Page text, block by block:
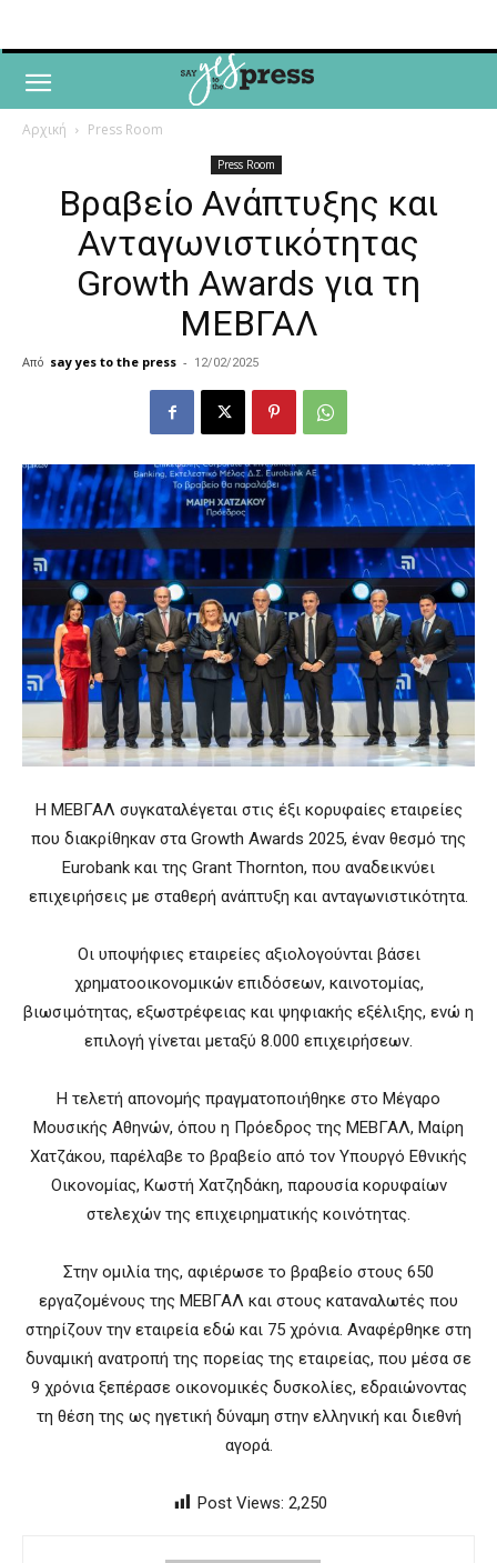
Αρχική Press Room
Press Room
Βραβείο Ανάπτυξης και
Ανταγωνιστικότητας
Growth Awards για τη
ΜΕΒΓΑΛ
Από say yes to the press - 12/02/2025
Η ΜΕΒΓΑΛ συγκαταλέγεται στις έξι κορυφαίες εταιρείες
που διακρίθηκαν στα Growth Awards 2025, έναν θεσμό της
Eurobank και της Grant Thornton, που αναδεικνύει
επιχειρήσεις με σταθερή ανάπτυξη και ανταγωνιστικότητα.
Οι υποψήφιες εταιρείες αξιολογούνται βάσει
χρηματοοικονομικών επιδόσεων, καινοτομίας,
βιωσιμότητας, εξωστρέφειας και ψηφιακής εξέλιξης, ενώ η
επιλογή γίνεται μεταξύ 8.000 επιχειρήσεων.
Η τελετή απονομής πραγματοποιήθηκε στο Μέγαρο
Μουσικής Αθηνών, όπου η Πρόεδρος της ΜΕΒΓΑΛ, Μαίρη
Χατζάκου, παρέλαβε το βραβείο από τον Υπουργό Εθνικής
Οικονομίας, Κωστή Χατζηδάκη, παρουσία κορυφαίων
στελεχών της επιχειρηματικής κοινότητας.
Στην ομιλία της, αφιέρωσε το βραβείο στους 650
εργαζομένους της ΜΕΒΓΑΛ και στους καταναλωτές που
στηρίζουν την εταιρεία εδώ και 75 χρόνια. Αναφέρθηκε στη
δυναμική ανατροπή της πορείας της εταιρείας, που μέσα σε
9 χρόνια ξεπέρασε οικονομικές δυσκολίες, εδραιώνοντας
τη θέση της ως ηγετική δύναμη στην ελληνική και διεθνή
αγορά.
Post Views: 2,250